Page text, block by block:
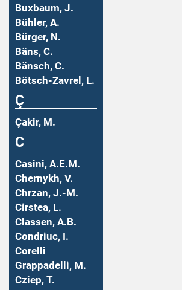
Buxbaum, J.
Bühler, A.
Bürger, N.
Bäns, C.
Bänsch, C.
Bötsch-Zavrel, L.
Ç
Çakir, M.
C
Casini, A.E.M.
Chernykh, V.
Chrzan, J.-M.
Cirstea, L.
Classen, A.B.
Condriuc, I.
Corelli
Grappadelli, M.
Cziep, T.